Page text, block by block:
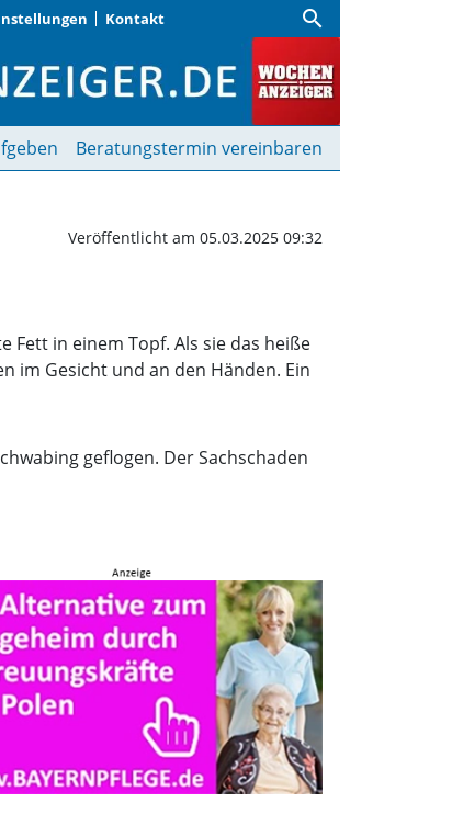
Kontakt search
|
Beratungstermin vereinbaren
Veröffentlicht am 05.03.2025 09:32
Fett in einem Topf. Als sie das heiße
im Gesicht und an den Händen. Ein
geflogen. Der Sachschaden